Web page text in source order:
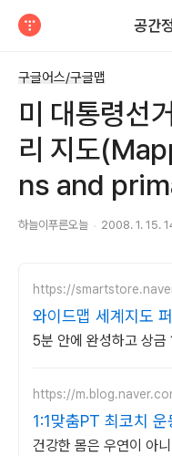
공간
구글어스/구글맵
미 대통령선
리 지도
ns and
하늘이푸른오늘 2008. 1. 15.
https://
와이드맵 세계지도
5분 안에 완성하고 상금
https://
1:1맞춤PT 최코치 운
건강한 몸은 우연이 아